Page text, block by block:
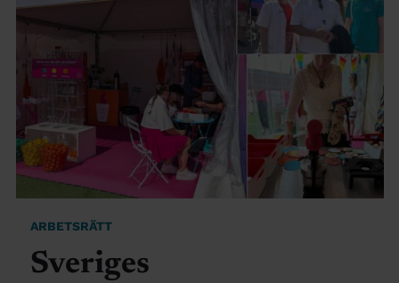
ARBETSRÄTT
Sveriges